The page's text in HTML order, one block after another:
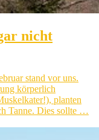
nicht
stand vor uns.
körperlich
planten
Tanne. Dies sollte …